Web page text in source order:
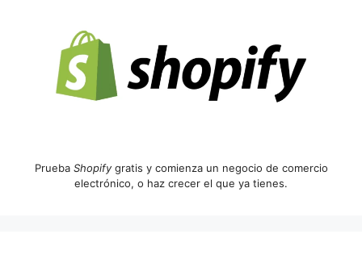
Prueba Shopifygratis y comienza un negocio de comercio
electrónico, o haz crecer el que ya tienes.